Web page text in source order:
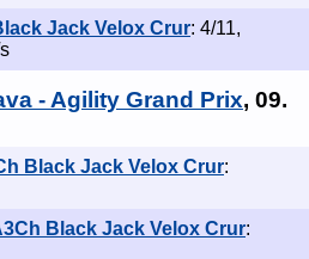
Jack Velox Crur: 4/11,
- Agility Grand Prix, 09.
Black Jack Velox Crur:
Black Jack Velox Crur: